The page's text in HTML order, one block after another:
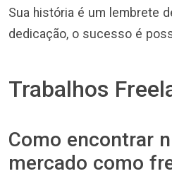
Sua história é um lembrete
dedicação, o sucesso é
Trabalhos
Como encontrar
mercado como